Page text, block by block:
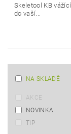
Skeletool KB
do vaší...
NA SKLADĚ
AKCE
NOVINKA
TIP